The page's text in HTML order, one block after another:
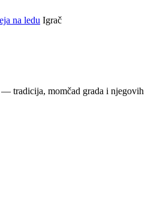
na ledu Igrač
tradicija, momčad grada i njegovih